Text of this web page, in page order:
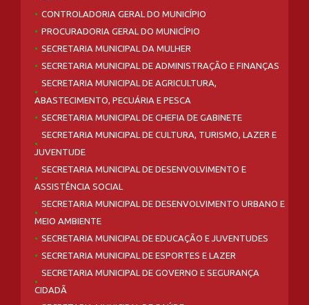
CONTROLADORIA GERAL DO MUNICÍPIO
PROCURADORIA GERAL DO MUNICÍPIO
SECRETARIA MUNICIPAL DA MULHER
SECRETARIA MUNICIPAL DE ADMINISTRAÇÃO E FINANÇAS
SECRETARIA MUNICIPAL DE AGRICULTURA,
ABASTECIMENTO, PECUÁRIA E PESCA
SECRETARIA MUNICIPAL DE CHEFIA DE GABINETE
SECRETARIA MUNICIPAL DE CULTURA, TURISMO, LAZER E
JUVENTUDE
SECRETARIA MUNICIPAL DE DESENVOLVIMENTO E
ASSISTÊNCIA SOCIAL
SECRETARIA MUNICIPAL DE DESENVOLVIMENTO URBANO E
MEIO AMBIENTE
SECRETARIA MUNICIPAL DE EDUCAÇÃO E JUVENTUDES
SECRETARIA MUNICIPAL DE ESPORTES E LAZER
SECRETARIA MUNICIPAL DE GOVERNO E SEGURANÇA
CIDADÃ